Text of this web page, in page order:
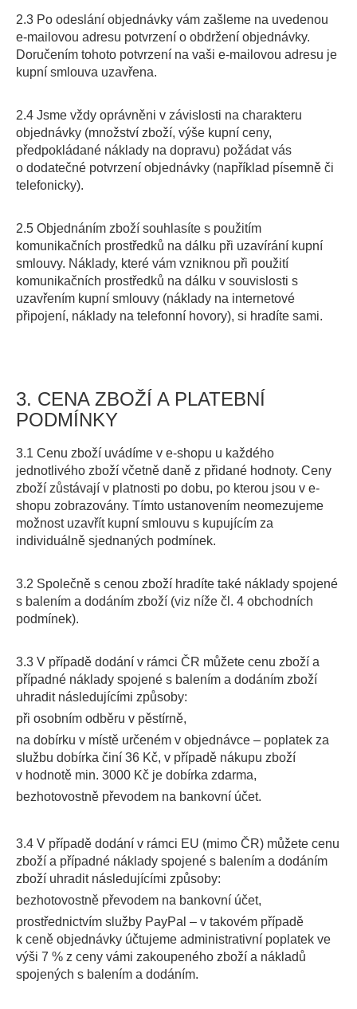
2.3 Po odeslání objednávky vám zašleme na uvedenou
e-mailovou adresu potvrzení o obdržení objednávky.
Doručením tohoto potvrzení na vaši e-mailovou adresu je
kupní smlouva uzavřena.
2.4 Jsme vždy oprávněni v závislosti na charakteru
objednávky (množství zboží, výše kupní ceny,
předpokládané náklady na dopravu) požádat vás
o dodatečné potvrzení objednávky (například písemně či
telefonicky).
2.5 Objednáním zboží souhlasíte s použitím
komunikačních prostředků na dálku při uzavírání kupní
smlouvy. Náklady, které vám vzniknou při použití
komunikačních prostředků na dálku v souvislosti s
uzavřením kupní smlouvy (náklady na internetové
připojení, náklady na telefonní hovory), si hradíte sami.
3. CENA ZBOŽÍ A PLATEBNÍ
PODMÍNKY
3.1 Cenu zboží uvádíme v e-shopu u každého
jednotlivého zboží včetně daně z přidané hodnoty. Ceny
zboží zůstávají v platnosti po dobu, po kterou jsou v e-
shopu zobrazovány. Tímto ustanovením neomezujeme
možnost uzavřít kupní smlouvu s kupujícím za
individuálně sjednaných podmínek.
3.2 Společně s cenou zboží hradíte také náklady spojené
s balením a dodáním zboží (viz níže čl. 4 obchodních
podmínek).
3.3 V případě dodání v rámci ČR můžete cenu zboží a
případné náklady spojené s balením a dodáním zboží
uhradit následujícími způsoby:
při osobním odběru v pěstírně,
na dobírku v místě určeném v objednávce – poplatek za
službu dobírka činí 36 Kč, v případě nákupu zboží
v hodnotě min. 3000 Kč je dobírka zdarma,
bezhotovostně převodem na bankovní účet.
3.4 V případě dodání v rámci EU (mimo ČR) můžete cenu
zboží a případné náklady spojené s balením a dodáním
zboží uhradit následujícími způsoby:
bezhotovostně převodem na bankovní účet,
prostřednictvím služby PayPal – v takovém případě
k ceně objednávky účtujeme administrativní poplatek ve
výši 7 % z ceny vámi zakoupeného zboží a nákladů
spojených s balením a dodáním.